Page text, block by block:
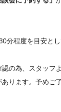
分程度を目安とし
の為、スタッフ
ります。予めご